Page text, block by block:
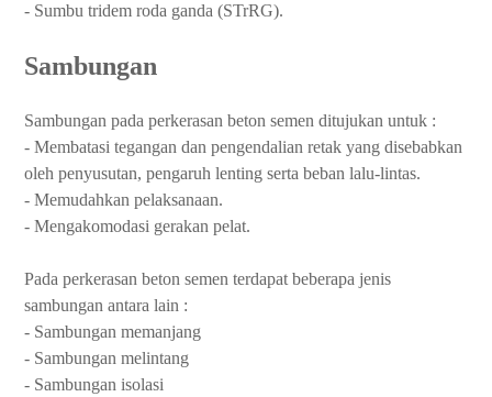
- Sumbu tridem roda ganda (STrRG).
Sambungan
Sambungan pada perkerasan beton semen ditujukan untuk :
- Membatasi tegangan dan pengendalian retak yang disebabkan
oleh penyusutan, pengaruh lenting serta beban lalu-lintas.
- Memudahkan pelaksanaan.
- Mengakomodasi gerakan pelat.
Pada perkerasan beton semen terdapat beberapa jenis
sambungan antara lain :
- Sambungan memanjang
- Sambungan melintang
- Sambungan isolasi